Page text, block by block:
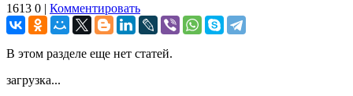
1613 0 | Комментировать
В этом разделе еще нет статей.
загрузка...